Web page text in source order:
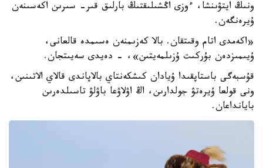
ونىڭ ايتۋىنشا، ءوزى اڭشىلىقتىڭ بارلىق قىر- سىرىن اكەسىنەن
ۇيرەنگەن.
«اكەمدى اتام وقىتقان. بالا كەزىمنەن ەسىمدە قالعانى،
ۇيىمىزدەن بۇركىت ۇزىلمەيتىن»، - دەيدى سەيىتجان.
قۇسبەگى باستاپقىدا ۇيادان كىشكەنتاي بالاپاندى قالاي الاتىنىن،
ونى قولعا ۇيرەتۋ جولدارىن، اڭ اۋلاۋعا باۋلۋ تاسىلدەرىن
بايانداعان.